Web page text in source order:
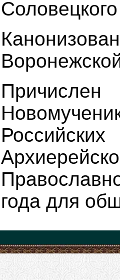
года для